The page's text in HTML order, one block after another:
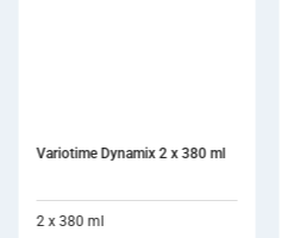
Variotime Dynamix 2 x 380 ml
2 x 380 ml